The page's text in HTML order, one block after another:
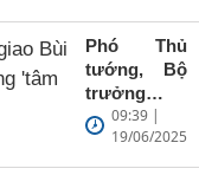
Phó Thủ
tướng, Bộ
trưởng
Ngoại giao
Bùi Thanh
Sơn: Nhà
09:39 |
19/06/2025